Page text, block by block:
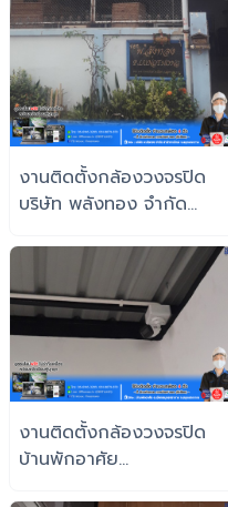
งานติดตั้งกล้องวงจรปิด
บริษัท พลังทอง จำกัด
งานติดตั้งกล้องวงจรปิด
บ้านพักอาศัย